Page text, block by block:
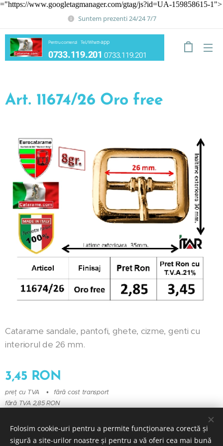
="https://www.googletagmanager.com/gtag/js?id=UA-159858615-1">
Suntem prezenti 24/24 7/7
Pentru comenzi Tel./Whatt-app
0733.119.201 0733.119.201
Art. 11674/26 Oro free
Catarame sandale, pantofi, ghete, cizme, genti cu
interiorul de 26 mm.
3,45RON
preț cu TVA
fără cost transport
fără TVA 2,85 RON
Folosim cookie-uri pentru a permite funcționarea corectă și
sigură a site-urilor noastre și pentru a vă oferi cea mai bună